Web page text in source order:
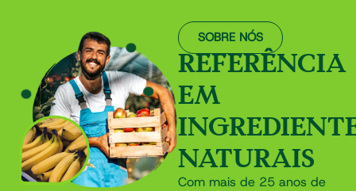
SOBRE NÓS
REFERÊNCIA
EM
NATURAIS
Com mais de 25 anos de